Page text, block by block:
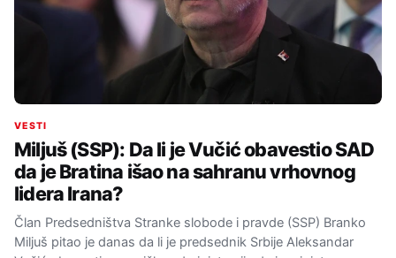
VESTI
Miljuš (SSP): Da li je Vučić obavestio SAD
da je Bratina išao na sahranu vrhovnog
lidera Irana?
Član Predsedništva Stranke slobode i pravde (SSP) Branko
Miljuš pitao je danas da li je predsednik Srbije Aleksandar